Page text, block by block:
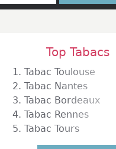
Top Tabacs
1. Tabac Toulouse
2. Tabac Nantes
3. Tabac Bordeaux
4. Tabac Rennes
5. Tabac Tours